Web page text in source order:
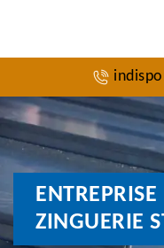
ZINGUERIE